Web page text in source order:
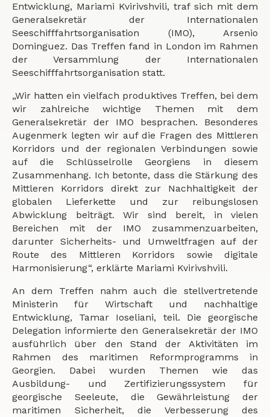
Entwicklung, Mariami Kvirivshvili, traf sich mit dem
Generalsekretär der Internationalen
Seeschifffahrtsorganisation (IMO), Arsenio
Dominguez. Das Treffen fand in London im Rahmen
der Versammlung der Internationalen
Seeschifffahrtsorganisation statt.
„Wir hatten ein vielfach produktives Treffen, bei dem
wir zahlreiche wichtige Themen mit dem
Generalsekretär der IMO besprachen. Besonderes
Augenmerk legten wir auf die Fragen des Mittleren
Korridors und der regionalen Verbindungen sowie
auf die Schlüsselrolle Georgiens in diesem
Zusammenhang. Ich betonte, dass die Stärkung des
Mittleren Korridors direkt zur Nachhaltigkeit der
globalen Lieferkette und zur reibungslosen
Abwicklung beiträgt. Wir sind bereit, in vielen
Bereichen mit der IMO zusammenzuarbeiten,
darunter Sicherheits- und Umweltfragen auf der
Route des Mittleren Korridors sowie digitale
Harmonisierung“, erklärte Mariami Kvirivshvili.
An dem Treffen nahm auch die stellvertretende
Ministerin für Wirtschaft und nachhaltige
Entwicklung, Tamar Ioseliani, teil. Die georgische
Delegation informierte den Generalsekretär der IMO
ausführlich über den Stand der Aktivitäten im
Rahmen des maritimen Reformprogramms in
Georgien. Dabei wurden Themen wie das
Ausbildung- und Zertifizierungssystem für
georgische Seeleute, die Gewährleistung der
maritimen Sicherheit, die Verbesserung des